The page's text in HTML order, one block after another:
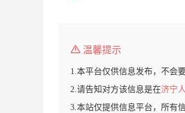
温馨提示
1.本平台仅供信息发布，不会
2.请告知对方该信息是在济宁
3.本站仅提供信息平台，所有